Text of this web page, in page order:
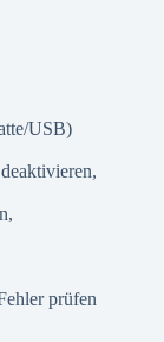
USB)
prüfen